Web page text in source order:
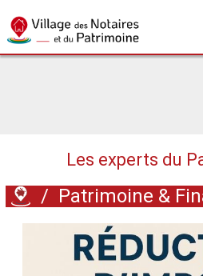
Les experts du
/ Patrimoine &